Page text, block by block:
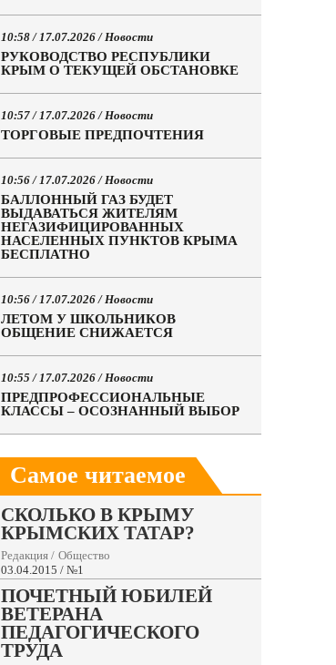
10:58 / 17.07.2026 /Новости
РУКОВОДСТВО РЕСПУБЛИКИ
КРЫМ О ТЕКУЩЕЙ ОБСТАНОВКЕ
10:57 / 17.07.2026 /Новости
ТОРГОВЫЕ ПРЕДПОЧТЕНИЯ
10:56 / 17.07.2026 /Новости
БАЛЛОННЫЙ ГАЗ БУДЕТ
ВЫДАВАТЬСЯ ЖИТЕЛЯМ
НЕГАЗИФИЦИРОВАННЫХ
НАСЕЛЕННЫХ ПУНКТОВ КРЫМА
БЕСПЛАТНО
10:56 / 17.07.2026 /Новости
ЛЕТОМ У ШКОЛЬНИКОВ
ОБЩЕНИЕ СНИЖАЕТСЯ
10:55 / 17.07.2026 /Новости
ПРЕДПРОФЕССИОНАЛЬНЫЕ
КЛАССЫ – ОСОЗНАННЫЙ ВЫБОР
Самое читаемое
СКОЛЬКО В КРЫМУ
КРЫМСКИХ ТАТАР?
Редакция / Общество
03.04.2015 / №1
ПОЧЕТНЫЙ ЮБИЛЕЙ
ВЕТЕРАНА
ПЕДАГОГИЧЕСКОГО
ТРУДА